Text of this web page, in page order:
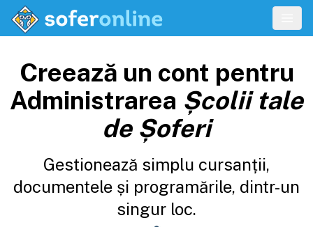
Creează un cont pentru
Administrarea Școlii tale
de Șoferi
Gestionează simplu cursanții,
documentele și programările, dintr-un
singur loc.